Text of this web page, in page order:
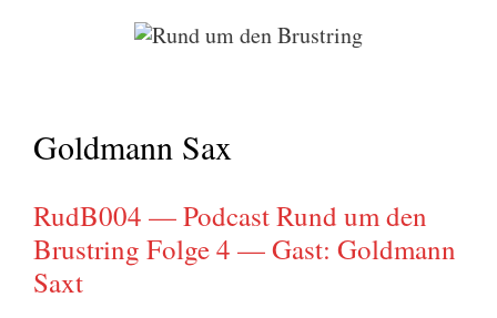
Goldmann Sax
RudB004 — Podcast Rund um den
Brustring Folge 4 — Gast: Goldmann
Saxt